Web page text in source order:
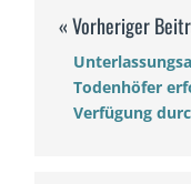
Todenhöfer
Verfügung